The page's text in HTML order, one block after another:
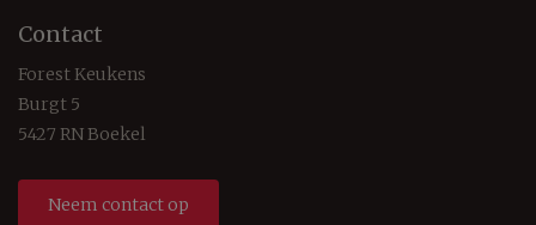
Contact
Forest Keukens
Burgt 5
5427 RN Boekel
Neem contact op